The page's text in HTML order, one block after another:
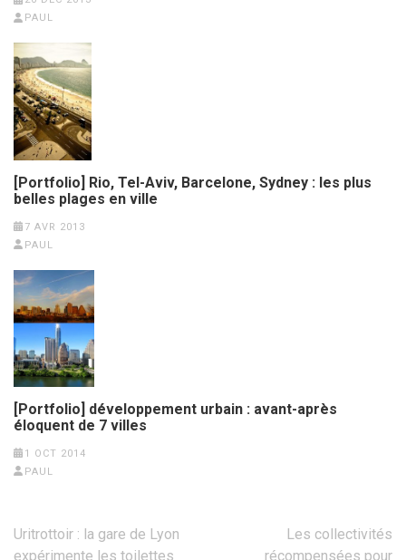
PAUL
[Portfolio] Rio, Tel-Aviv, Barcelone, Sydney : les plus
belles plages en ville
7 AVR 2013
PAUL
[Portfolio] développement urbain : avant-après
éloquent de 7 villes
1 OCT 2014
PAUL
Navigation
Uritrottoir : la gare de Lyon
expérimente les toilettes
Les collectivités
récompensées pour